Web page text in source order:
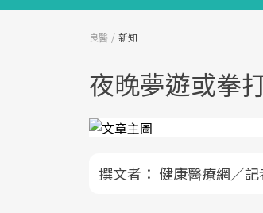
良醫 新知
夜晚夢遊或拳
撰文者： 健康醫療網／